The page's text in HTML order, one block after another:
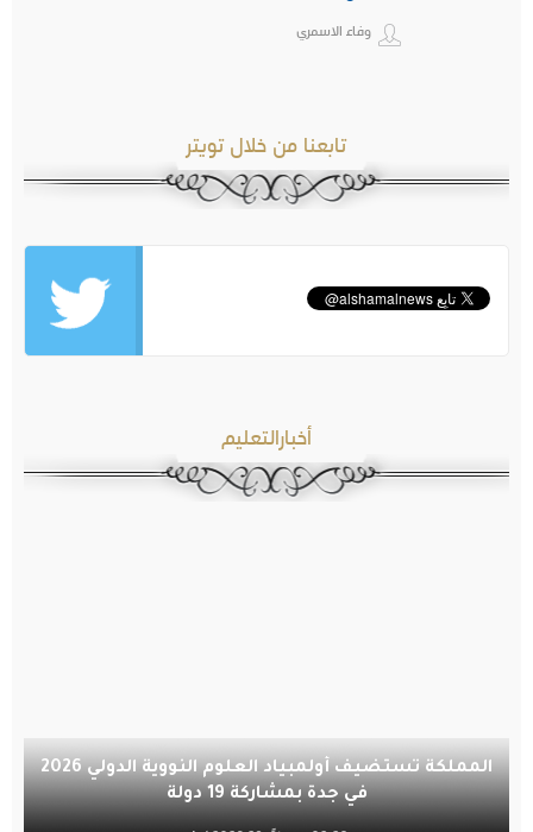
وفاء الاسمري
تابعنا من خلال تويتر
أخبارالتعليم
المملكة تستضيف أولمبياد العلوم النووية الدولي 2026
في جدة بمشاركة 19 دولة